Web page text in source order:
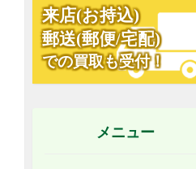
来店(お持込)
郵送(郵便/宅配)
での買取も受付！
メニュー